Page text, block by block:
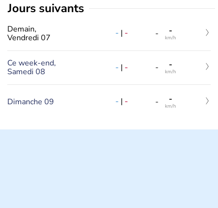
jours suivants
Demain,
Vendredi 07
- | - - -
km/h
Ce week-end,
Samedi 08
- | - - -
km/h
Dimanche 09 - | - - -
km/h